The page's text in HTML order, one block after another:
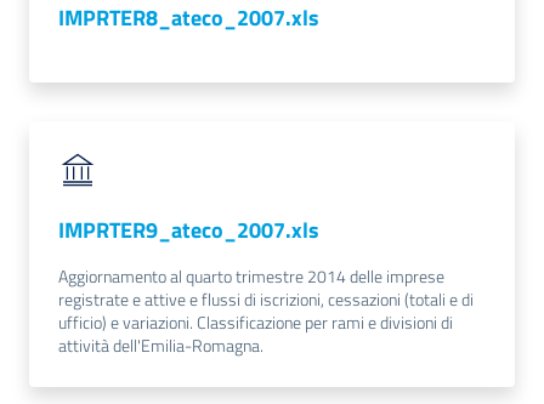
IMPRTER8_ateco_2007.xls
IMPRTER9_ateco_2007.xls
Aggiornamento al quarto trimestre 2014 delle imprese
registrate e attive e flussi di iscrizioni, cessazioni (totali e di
ufficio) e variazioni. Classificazione per rami e divisioni di
attività dell'Emilia-Romagna.